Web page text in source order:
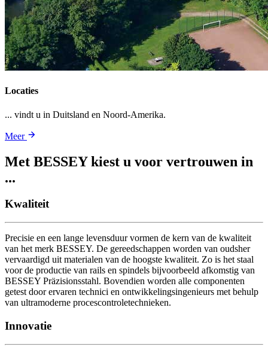
Locaties
... vindt u in Duitsland en Noord-Amerika.
Meer
Met BESSEY kiest u voor vertrouwen in
...
Kwaliteit
Precisie en een lange levensduur vormen de kern van de kwaliteit
van het merk BESSEY. De gereedschappen worden van oudsher
vervaardigd uit materialen van de hoogste kwaliteit. Zo is het staal
voor de productie van rails en spindels bijvoorbeeld afkomstig van
BESSEY Präzisionsstahl. Bovendien worden alle componenten
getest door ervaren technici en ontwikkelingsingenieurs met behulp
van ultramoderne procescontroletechnieken.
Innovatie